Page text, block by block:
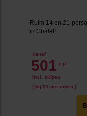
Ruim 14 en 21-
in Châtel!
vanaf
501 p.p.
incl. skipas
( bij 21 personen )